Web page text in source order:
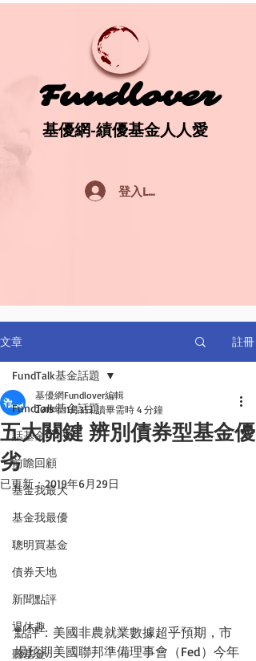
Fundlover
Fundlover
基優網-績優基金人人愛
基優網-績優基金人人愛
登入Log In
文章 註冊
FundTalk基金話題
話基金
前瞻回顧
基金我最大
基金我最優
聰明買基金
債券天地
新聞點評
退休趣
聽基金
FundTalk基金話題
五大關鍵 辨別債券型基金優
劣
基優網Fundlover編輯
2015年11月3日 讀畢需時 4 分鐘
已更新：2019年6月29日
點評：美國非農就業數據超乎預期，市
場預期美國聯邦準備理事會（Fed）今年